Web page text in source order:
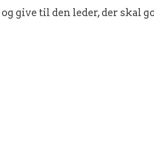
give til den leder, der skal